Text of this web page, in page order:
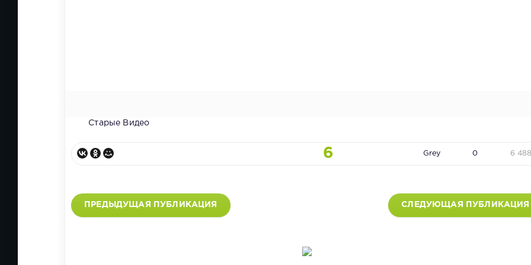
Старые Видео
6 Grey 0 6
ПРЕДЫДУЩАЯ ПУБЛИКАЦИЯ СЛЕДУЮЩАЯ ПУБЛИКАЦИЯ